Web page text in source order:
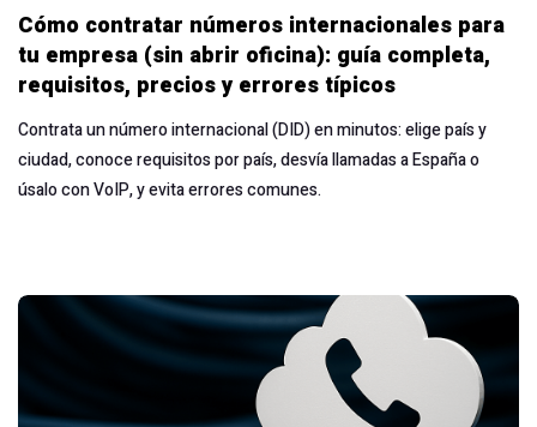
Cómo contratar números internacionales para
tu empresa (sin abrir oficina): guía completa,
requisitos, precios y errores típicos
Contrata un número internacional (DID) en minutos: elige país y
ciudad, conoce requisitos por país, desvía llamadas a España o
úsalo con VoIP, y evita errores comunes.